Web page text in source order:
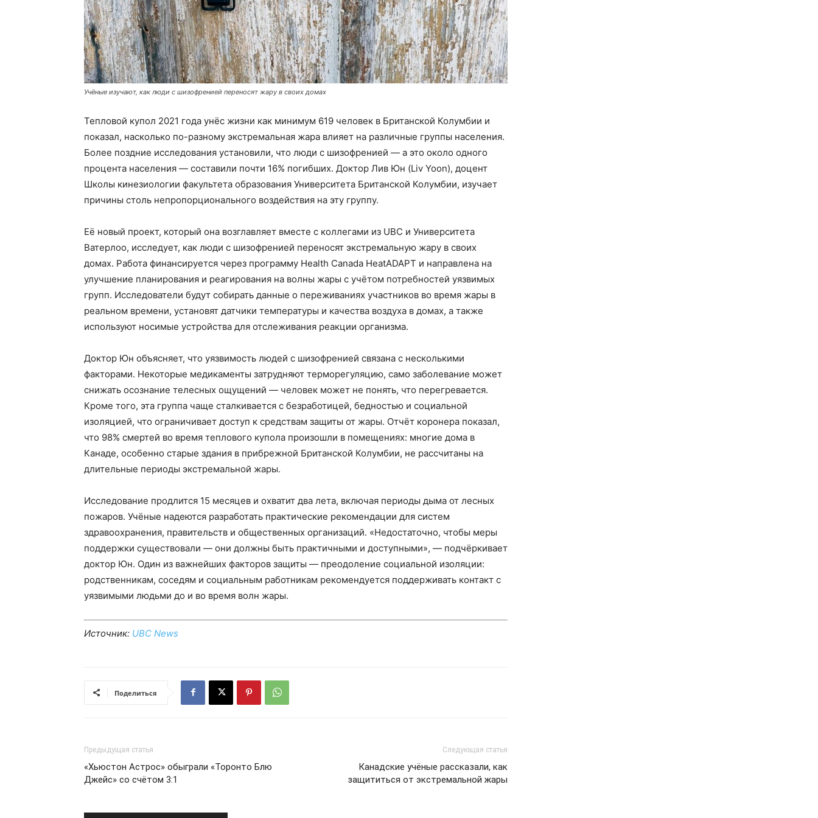
Учёные изучают, как люди с шизофренией переносят жару в своих домах
Тепловой купол 2021 года унёс жизни как минимум 619 человек в Британской Колумбии и
показал, насколько по-разному экстремальная жара влияет на различные группы населения.
Более поздние исследования установили, что люди с шизофренией — а это около одного
процента населения — составили почти 16% погибших. Доктор Лив Юн (Liv Yoon), доцент
Школы кинезиологии факультета образования Университета Британской Колумбии, изучает
причины столь непропорционального воздействия на эту группу.
Её новый проект, который она возглавляет вместе с коллегами из UBC и Университета
Ватерлоо, исследует, как люди с шизофренией переносят экстремальную жару в своих
домах. Работа финансируется через программу Health Canada HeatADAPT и направлена на
улучшение планирования и реагирования на волны жары с учётом потребностей уязвимых
групп. Исследователи будут собирать данные о переживаниях участников во время жары в
реальном времени, установят датчики температуры и качества воздуха в домах, а также
используют носимые устройства для отслеживания реакции организма.
Доктор Юн объясняет, что уязвимость людей с шизофренией связана с несколькими
факторами. Некоторые медикаменты затрудняют терморегуляцию, само заболевание может
снижать осознание телесных ощущений — человек может не понять, что перегревается.
Кроме того, эта группа чаще сталкивается с безработицей, бедностью и социальной
изоляцией, что ограничивает доступ к средствам защиты от жары. Отчёт коронера показал,
что 98% смертей во время теплового купола произошли в помещениях: многие дома в
Канаде, особенно старые здания в прибрежной Британской Колумбии, не рассчитаны на
длительные периоды экстремальной жары.
Исследование продлится 15 месяцев и охватит два лета, включая периоды дыма от лесных
пожаров. Учёные надеются разработать практические рекомендации для систем
здравоохранения, правительств и общественных организаций. «Недостаточно, чтобы меры
поддержки существовали — они должны быть практичными и доступными», — подчёркивает
доктор Юн. Один из важнейших факторов защиты — преодоление социальной изоляции:
родственникам, соседям и социальным работникам рекомендуется поддерживать контакт с
уязвимыми людьми до и во время волн жары.
Источник: UBC News
Поделиться
Предыдущая статья
«Хьюстон Астрос» обыграли «Торонто Блю
Джейс» со счётом 3:1
Следующая статья
Канадские учёные рассказали, как
защититься от экстремальной жары